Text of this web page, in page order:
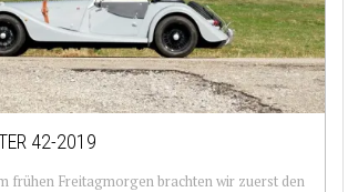
42-2019
frühen Freitagmorgen brachten wir zuerst den